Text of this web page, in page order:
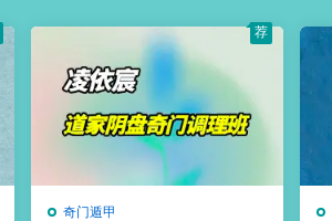
奇门遁甲
荐